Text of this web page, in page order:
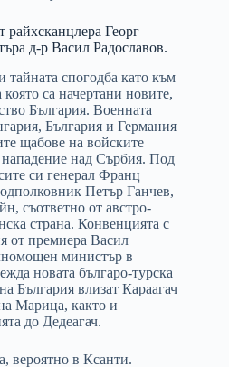
райхсканцлера Георг
д-р Васил Радославов.
тайната спогодба като към
са начертани новите,
България. Военната
България и Германия
щабове на войските
нападение над Сърбия. Под
си генерал Франц
Петър Ганчев,
съответно от австро-
страна. Конвенцията с
от премиера Васил
министър в
новата българо-турска
България влизат Караагач
Марица, както и
до Дедеагач.